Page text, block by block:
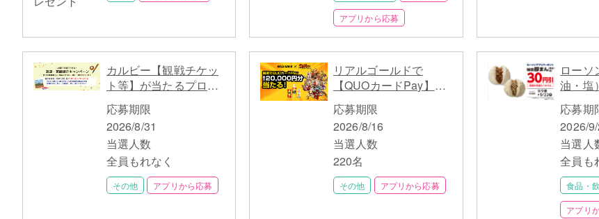
アプリから応募
カルビー【観戦チケッ
ト等】が当たるプロ野
球関連キャンペーン
応募期限
2026/8/31
当選人数
全員もれなく
その他 アプリから応募
リアルゴールドで
【QUOカードPay】が
最大220名に当たる
Coke ONキャンペーン
応募期限
2026/8/16
当選人数
220名
その他 アプリから応募
ローソ
油・塩
ン】が
豚まん
の味わ
応募期
2026/
当選人
全員も
食品・
アプリ